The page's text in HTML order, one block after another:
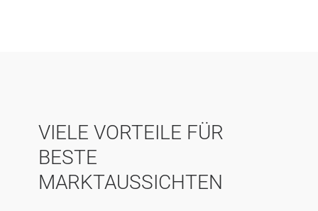
VIELE VORTEILE FÜR
BESTE
MARKTAUSSICHTEN